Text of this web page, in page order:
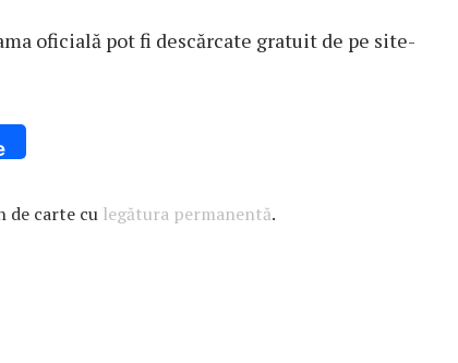
oficială pot fi descărcate gratuit de pe site-
de carte cu legătura permanentă.